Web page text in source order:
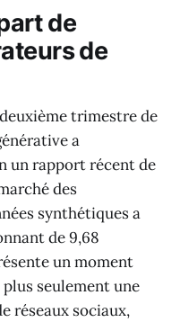
de
de
trimestre de
a
un rapport récent de
des
synthétiques a
de 9,68
un moment
seulement une
réseaux sociaux,